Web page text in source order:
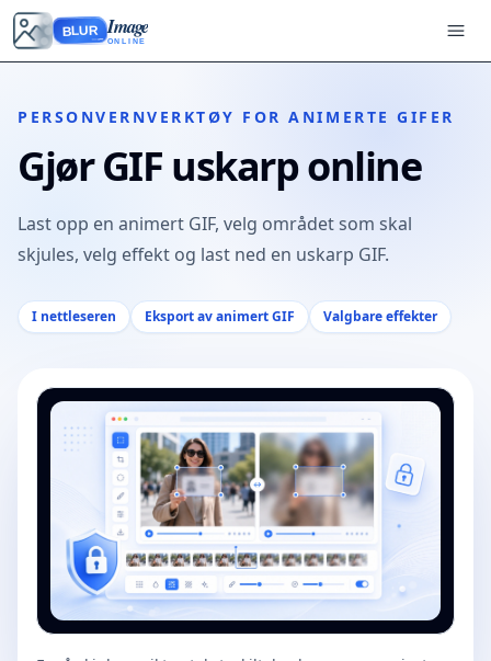
BLUR Image
ONLINE
PERSONVERNVERKTØY FOR ANIMERTE GIFER
Gjør GIF uskarp online
Last opp en animert GIF, velg området som skal
skjules, velg effekt og last ned en uskarp GIF.
I nettleseren Eksport av animert GIF Valgbare effekter